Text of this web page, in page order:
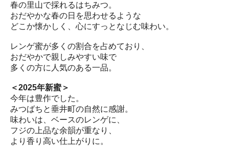
春の里山で採れるはちみつ。
おだやかな春の日を思わせるような
どこか懐かしく、心にすっとなじむ味わい。
レンゲ蜜が多くの割合を占めており、
おだやかで親しみやすい味で
多くの方に人気のある一品。
＜2025年新蜜＞
今年は豊作でした。
みつばちと垂井町の自然に感謝。
味わいは、ベースのレンゲに、
フジの上品な余韻が重なり、
より香り高い仕上がりに。